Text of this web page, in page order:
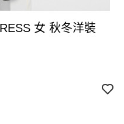
女 秋冬洋裝